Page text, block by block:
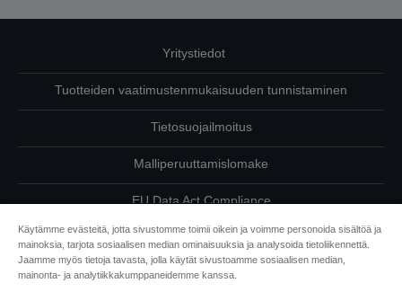
Yritystiedot
Tuotteiden vaatimustenmukaisuuden tunnistaminen
Tietosuojailmoitus
Malliperuuttamislomake
EU Data Act Compliance
Ota meihin yhteyttä omista tiedoistasi
Tietoa evästeistä
Käytämme evästeitä, jotta sivustomme toimii oikein ja voimme personoida sisältöä ja
mainoksia, tarjota sosiaalisen median ominaisuuksia ja analysoida tietoliikennettä.
Jaamme myös tietoja tavasta, jolla käytät sivustoamme sosiaalisen median,
mainonta- ja analytiikkakumppaneidemme kanssa.